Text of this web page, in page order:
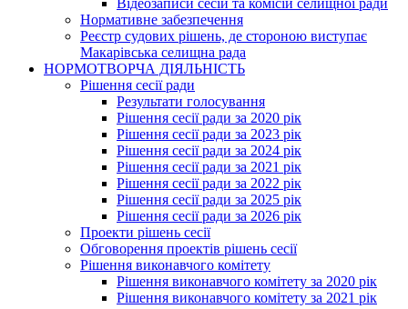
Відеозаписи сесій та комісій селищної ради
Нормативне забезпечення
Реєстр судових рішень, де стороною виступає
Макарівська селищна рада
НОРМОТВОРЧА ДІЯЛЬНІСТЬ
Рішення сесії ради
Результати голосування
Рішення сесії ради за 2020 рік
Рішення сесії ради за 2023 рік
Рішення сесії ради за 2024 рік
Рішення сесії ради за 2021 рік
Рішення сесії ради за 2022 рік
Рішення сесії ради за 2025 рік
Рішення сесії ради за 2026 рік
Проекти рішень сесії
Обговорення проектів рішень сесії
Рішення виконавчого комітету
Рішення виконавчого комітету за 2020 рік
Рішення виконавчого комітету за 2021 рік